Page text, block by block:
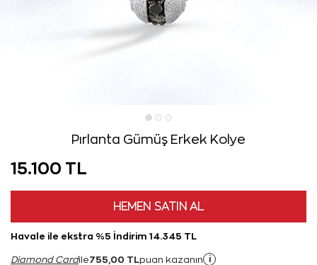
Pırlanta Gümüş Erkek Kolye
15.100 TL
HEMEN SATIN AL
Havale ile ekstra %5 İndirim 14.345 TL
Diamond Cardile755,00 TL puan kazanın i